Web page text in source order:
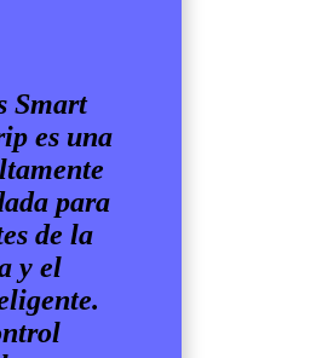
Smart
es una
para
de la
y el